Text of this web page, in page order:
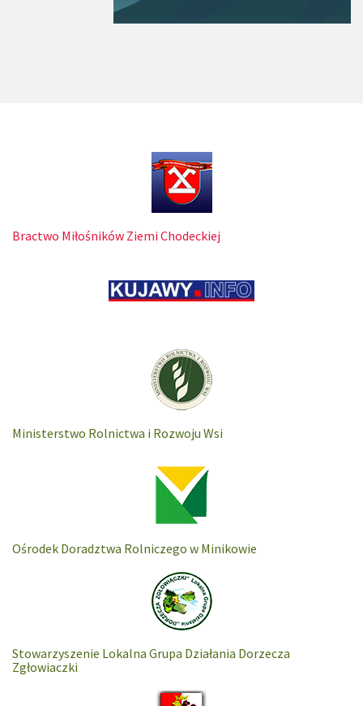
Bractwo Miłośników Ziemi Chodeckiej
Ministerstwo Rolnictwa i Rozwoju Wsi
Ośrodek Doradztwa Rolniczego w Minikowie
Stowarzyszenie Lokalna Grupa Działania Dorzecza
Zgłowiaczki